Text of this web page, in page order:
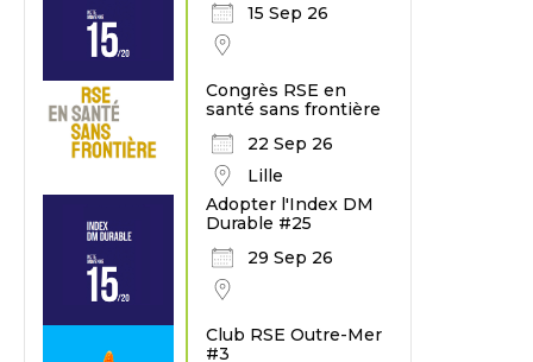
15 Sep 26
Congrès RSE en
santé sans frontière
22 Sep 26
Lille
Adopter l'Index DM
Durable #25
29 Sep 26
Club RSE Outre-Mer
#3